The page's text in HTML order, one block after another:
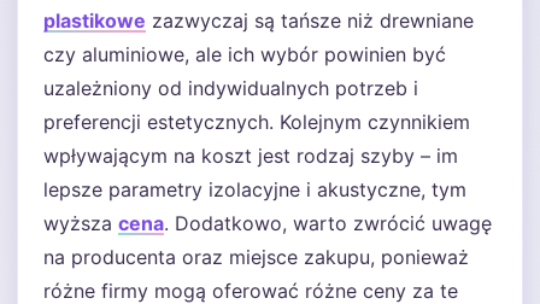
plastikowe zazwyczaj są tańsze niż drewniane
czy aluminiowe, ale ich wybór powinien być
uzależniony od indywidualnych potrzeb i
preferencji estetycznych. Kolejnym czynnikiem
wpływającym na koszt jest rodzaj szyby – im
lepsze parametry izolacyjne i akustyczne, tym
wyższa cena. Dodatkowo, warto zwrócić uwagę
na producenta oraz miejsce zakupu, ponieważ
różne firmy mogą oferować różne ceny za te